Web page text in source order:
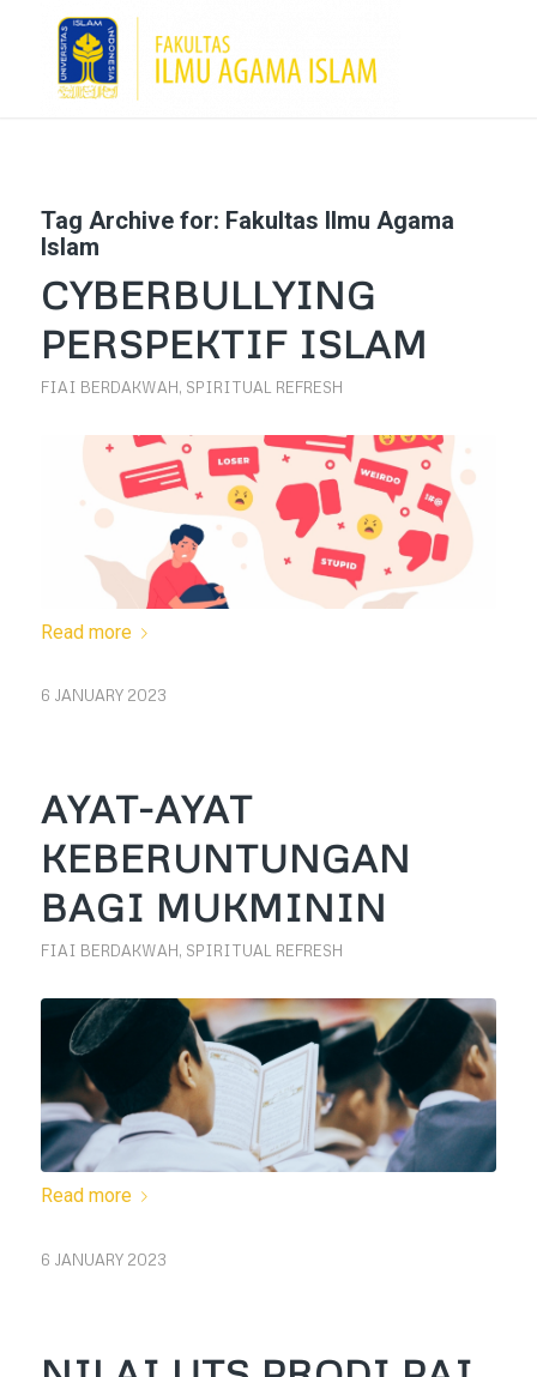
Tag Archive for: Fakultas Ilmu Agama
Islam
CYBERBULLYING
PERSPEKTIF ISLAM
FIAI BERDAKWAH, SPIRITUAL REFRESH
Read more
6 JANUARY 2023
AYAT-AYAT
KEBERUNTUNGAN
BAGI MUKMININ
FIAI BERDAKWAH, SPIRITUAL REFRESH
Read more
6 JANUARY 2023